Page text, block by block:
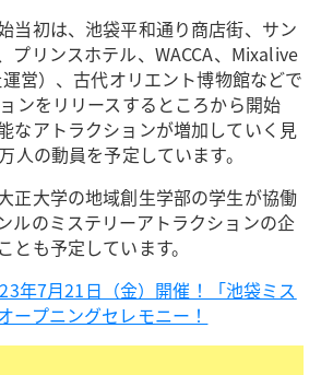
当初は、池袋平和通り商店街、サン
プリンスホテル、WACCA、Mixalive
営）、古代オリエント博物館などで
ンをリリースするところから開始
なアトラクションが増加していく見
人の動員を予定しています。
正大学の地域創生学部の学生が協働
ルのミステリーアトラクションの企
とも予定しています。
年7月21日（金）開催！「池袋ミス
ープニングセレモニー！